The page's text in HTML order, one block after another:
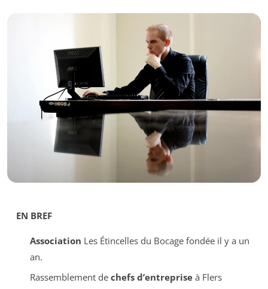
EN BREF
Association Les Étincelles du Bocage fondée il y a un
an.
Rassemblement de chefs d’entrepriseà Flers